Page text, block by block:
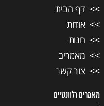
דף הבית
אודות
חנות
מאמרים
צור קשר
מאמרים רלוונטיים